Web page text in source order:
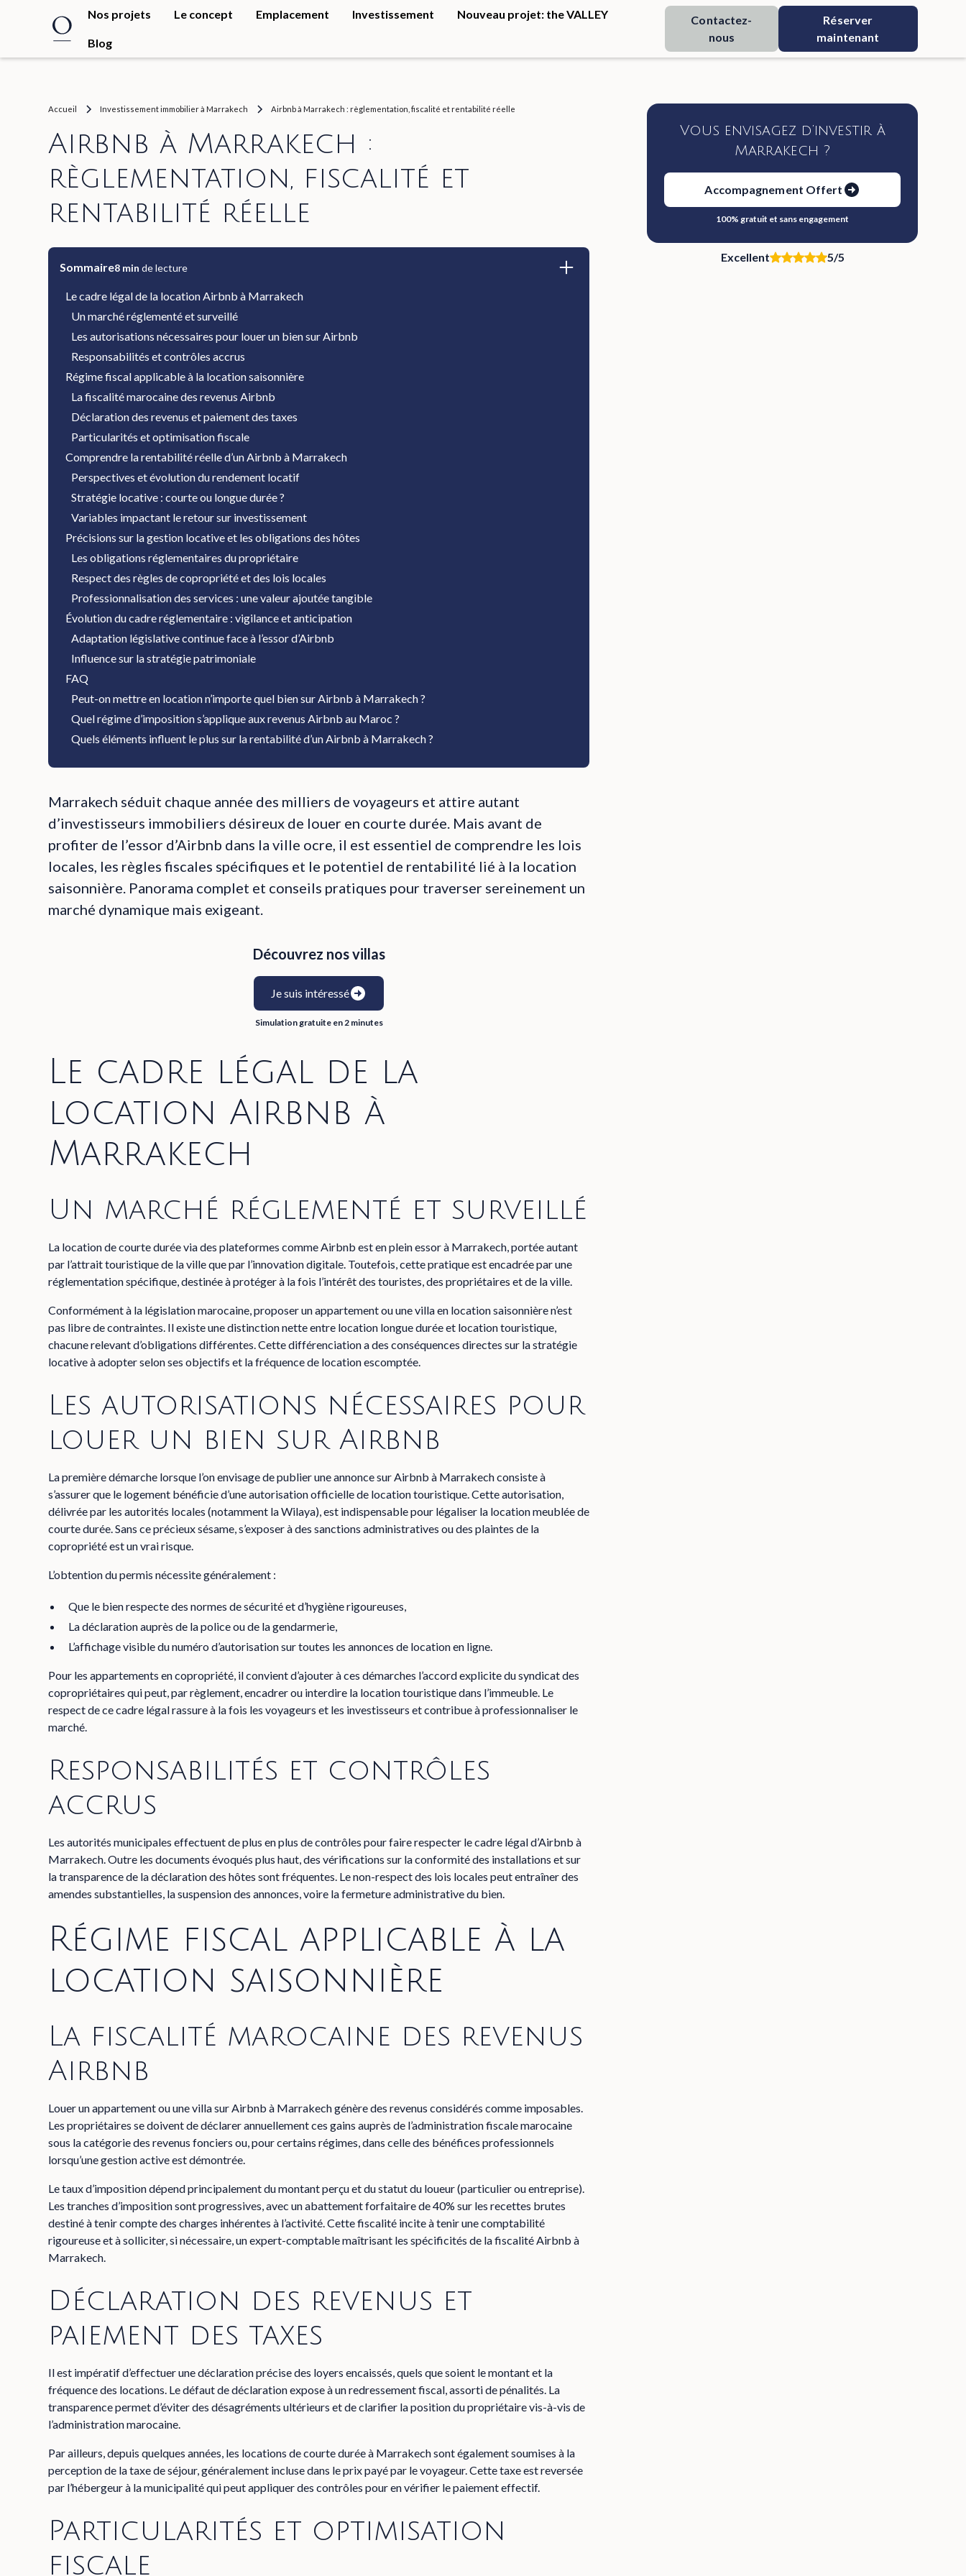
Nos projets Le concept Emplacement Investissement Nouveau projet: the VALLEY
Blog
Contactez-
nous
Réserver
maintenant
Accueil Investissement immobilier à Marrakech Airbnb à Marrakech : règlementation, fiscalité et rentabilité réelle
Airbnb à Marrakech :
règlementation, fiscalité et
rentabilité réelle
Sommaire8 min de lecture
Le cadre légal de la location Airbnb à Marrakech
Un marché réglementé et surveillé
Les autorisations nécessaires pour louer un bien sur Airbnb
Responsabilités et contrôles accrus
Régime fiscal applicable à la location saisonnière
La fiscalité marocaine des revenus Airbnb
Déclaration des revenus et paiement des taxes
Particularités et optimisation fiscale
Comprendre la rentabilité réelle d’un Airbnb à Marrakech
Perspectives et évolution du rendement locatif
Stratégie locative : courte ou longue durée ?
Variables impactant le retour sur investissement
Précisions sur la gestion locative et les obligations des hôtes
Les obligations réglementaires du propriétaire
Respect des règles de copropriété et des lois locales
Professionnalisation des services : une valeur ajoutée tangible
Évolution du cadre réglementaire : vigilance et anticipation
Adaptation législative continue face à l’essor d’Airbnb
Influence sur la stratégie patrimoniale
FAQ
Peut-on mettre en location n’importe quel bien sur Airbnb à Marrakech ?
Quel régime d’imposition s’applique aux revenus Airbnb au Maroc ?
Quels éléments influent le plus sur la rentabilité d’un Airbnb à Marrakech ?
Marrakech séduit chaque année des milliers de voyageurs et attire autant
d’investisseurs immobiliers désireux de louer en courte durée. Mais avant de
profiter de l’essor d’Airbnb dans la ville ocre, il est essentiel de comprendre les lois
locales, les règles fiscales spécifiques et le potentiel de rentabilité lié à la location
saisonnière. Panorama complet et conseils pratiques pour traverser sereinement un
marché dynamique mais exigeant.
Découvrez nos villas
Je suis intéressé
Simulation gratuite en 2 minutes
Le cadre légal de la
location Airbnb à
Marrakech
Un marché réglementé et surveillé
La location de courte durée via des plateformes comme Airbnb est en plein essor à Marrakech, portée autant
par l’attrait touristique de la ville que par l’innovation digitale. Toutefois, cette pratique est encadrée par une
réglementation spécifique, destinée à protéger à la fois l’intérêt des touristes, des propriétaires et de la ville.
Conformément à la législation marocaine, proposer un appartement ou une villa en location saisonnière n’est
pas libre de contraintes. Il existe une distinction nette entre location longue durée et location touristique,
chacune relevant d’obligations différentes. Cette différenciation a des conséquences directes sur la stratégie
locative à adopter selon ses objectifs et la fréquence de location escomptée.
Les autorisations nécessaires pour
louer un bien sur Airbnb
La première démarche lorsque l’on envisage de publier une annonce sur Airbnb à Marrakech consiste à
s’assurer que le logement bénéficie d’une autorisation officielle de location touristique. Cette autorisation,
délivrée par les autorités locales (notamment la Wilaya), est indispensable pour légaliser la location meublée de
courte durée. Sans ce précieux sésame, s’exposer à des sanctions administratives ou des plaintes de la
copropriété est un vrai risque.
L’obtention du permis nécessite généralement :
Que le bien respecte des normes de sécurité et d’hygiène rigoureuses,
La déclaration auprès de la police ou de la gendarmerie,
L’affichage visible du numéro d’autorisation sur toutes les annonces de location en ligne.
Pour les appartements en copropriété, il convient d’ajouter à ces démarches l’accord explicite du syndicat des
copropriétaires qui peut, par règlement, encadrer ou interdire la location touristique dans l’immeuble. Le
respect de ce cadre légal rassure à la fois les voyageurs et les investisseurs et contribue à professionnaliser le
marché.
Responsabilités et contrôles
accrus
Les autorités municipales effectuent de plus en plus de contrôles pour faire respecter le cadre légal d’Airbnb à
Marrakech. Outre les documents évoqués plus haut, des vérifications sur la conformité des installations et sur
la transparence de la déclaration des hôtes sont fréquentes. Le non-respect des lois locales peut entraîner des
amendes substantielles, la suspension des annonces, voire la fermeture administrative du bien.
Régime fiscal applicable à la
location saisonnière
La fiscalité marocaine des revenus
Airbnb
Louer un appartement ou une villa sur Airbnb à Marrakech génère des revenus considérés comme imposables.
Les propriétaires se doivent de déclarer annuellement ces gains auprès de l’administration fiscale marocaine
sous la catégorie des revenus fonciers ou, pour certains régimes, dans celle des bénéfices professionnels
lorsqu’une gestion active est démontrée.
Le taux d’imposition dépend principalement du montant perçu et du statut du loueur (particulier ou entreprise).
Les tranches d’imposition sont progressives, avec un abattement forfaitaire de 40% sur les recettes brutes
destiné à tenir compte des charges inhérentes à l’activité. Cette fiscalité incite à tenir une comptabilité
rigoureuse et à solliciter, si nécessaire, un expert-comptable maîtrisant les spécificités de la fiscalité Airbnb à
Marrakech.
Déclaration des revenus et
paiement des taxes
Il est impératif d’effectuer une déclaration précise des loyers encaissés, quels que soient le montant et la
fréquence des locations. Le défaut de déclaration expose à un redressement fiscal, assorti de pénalités. La
transparence permet d’éviter des désagréments ultérieurs et de clarifier la position du propriétaire vis-à-vis de
l’administration marocaine.
Par ailleurs, depuis quelques années, les locations de courte durée à Marrakech sont également soumises à la
perception de la taxe de séjour, généralement incluse dans le prix payé par le voyageur. Cette taxe est reversée
par l’hébergeur à la municipalité qui peut appliquer des contrôles pour en vérifier le paiement effectif.
Particularités et optimisation
fiscale
Vous envisagez d’investir à
Marrakech ?
Accompagnement Offert
100% gratuit et sans engagement
Excellent 5/5